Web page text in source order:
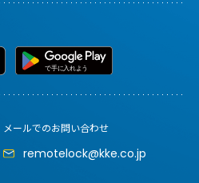
メールでのお問い合わせ
remotelock@kke.co.jp